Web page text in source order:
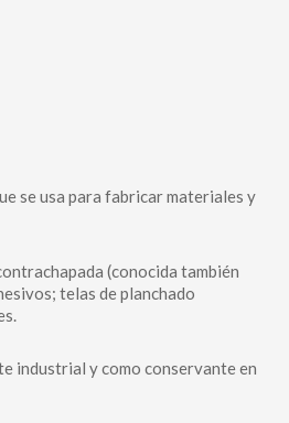
se usa para fabricar materiales y
(conocida también
telas de planchado
industrial y como conservante en